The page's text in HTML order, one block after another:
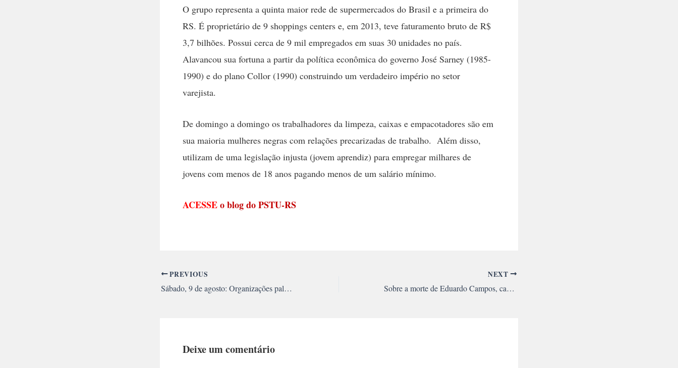
O grupo representa a quinta maior rede de supermercados do Brasil e a primeira do
RS. É proprietário de 9 shoppings centers e, em 2013, teve faturamento bruto de R$
3,7 bilhões. Possui cerca de 9 mil empregados em suas 30 unidades no país.
Alavancou sua fortuna a partir da política econômica do governo José Sarney (1985-
1990) e do plano Collor (1990) construindo um verdadeiro império no setor
varejista.
De domingo a domingo os trabalhadores da limpeza, caixas e empacotadores são em
sua maioria mulheres negras com relações precarizadas de trabalho. Além disso,
utilizam de uma legislação injusta (jovem aprendiz) para empregar milhares de
jovens com menos de 18 anos pagando menos de um salário mínimo.
ACESSEo blog do PSTU-RS
PREVIOUS
Sábado, 9 de agosto: Organizações palestinas convocam Dia Global de Fúria contra os crimes de Israel
NEXT
Sobre a morte de Eduardo Campos, candidato à presidência pelo PSB
Deixe um comentário